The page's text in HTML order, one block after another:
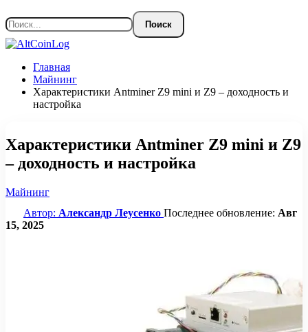
Главная
Майнинг
Характеристики Antminer Z9 mini и Z9 – доходность и
настройка
Характеристики Antminer Z9 mini и Z9
– доходность и настройка
Майнинг
Автор: Александр Леусенко Последнее обновление: Авг
15, 2025